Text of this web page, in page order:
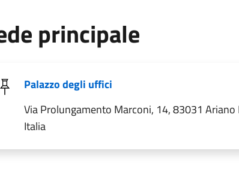
principale
Palazzo degli uffici
Via Prolungamento Marconi, 14, 83031 Ariano
Italia